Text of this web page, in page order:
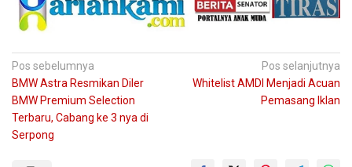
Navigasi
pos
Pos sebelumnya
BMW Astra Resmikan Diler
BMW Premium Selection
Terbaru, Cabang ke 3 nya di
Serpong
Pos selanjutnya
Whitelist AMDI Menjadi Acuan
Pemasang Iklan